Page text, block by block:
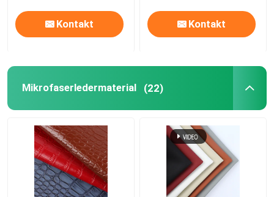
Kontakt Kontakt
Mikrofaserledermaterial (22)